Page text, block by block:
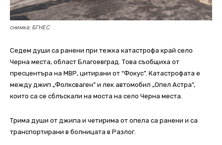
снимка: БГНЕС
Седем души са ранени при тежка катастрофа край село
Черна места, област Благоевград. Това съобщиха от
пресцентъра на МВР, цитирани от “Фокус”. Катастрофата е
между джип „Фолксваген” и лек автомобил „Опел Астра”,
които са се сблъскали на моста на село Черна места.
Трима души от джипа и четирима от опела са ранени и са
транспортирани в болницата в Разлог.